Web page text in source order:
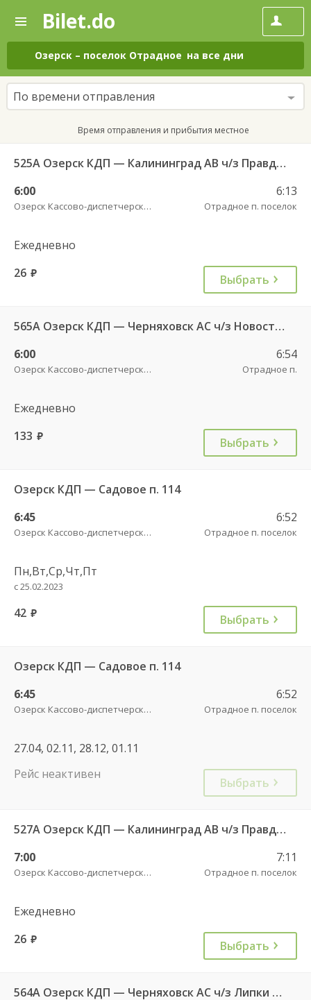
—
Поиск
и
покупка
билетов
на
автобус
онлайн
Bilet.do
Озерск – поселок Отрадное на все дни
По времени отправления
Время отправления и прибытия местное
525А Озерск КДП — Калининград АВ ч/з Правдинск КДП
6:00
Озерск Кассово-диспетчерский пункт
6:13
Отрадное п. поселок
Ежедневно
26 руб. Выбрать
565А Озерск КДП — Черняховск АС ч/з Новостроево п.
6:00
Озерск Кассово-диспетчерский пункт
6:54
Отрадное п.
Ежедневно
133 руб. Выбрать
Озерск КДП — Садовое п. 114
6:45
Озерск Кассово-диспетчерский пункт
6:52
Отрадное п. поселок
Пн,Вт,Ср,Чт,Пт
с 25.02.2023
42 руб. Выбрать
Озерск КДП — Садовое п. 114
6:45
Озерск Кассово-диспетчерский пункт
6:52
Отрадное п. поселок
27.04, 02.11, 28.12, 01.11
Рейс неактивен
Выбрать
527А Озерск КДП — Калининград АВ ч/з Правдинск КДП
7:00
Озерск Кассово-диспетчерский пункт
7:11
Отрадное п. поселок
Ежедневно
26 руб. Выбрать
564А Озерск КДП — Черняховск АС ч/з Липки п., Свобода п.